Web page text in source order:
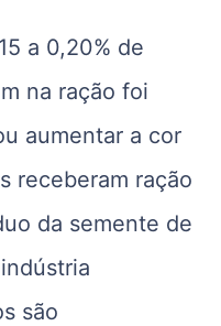
a 0,20% de
na ração foi
aumentar a cor
receberam ração
da semente de
são